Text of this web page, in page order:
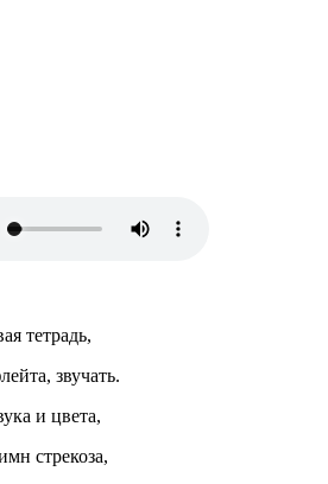
тетрадь,
звучать.
и цвета,
стрекоза,